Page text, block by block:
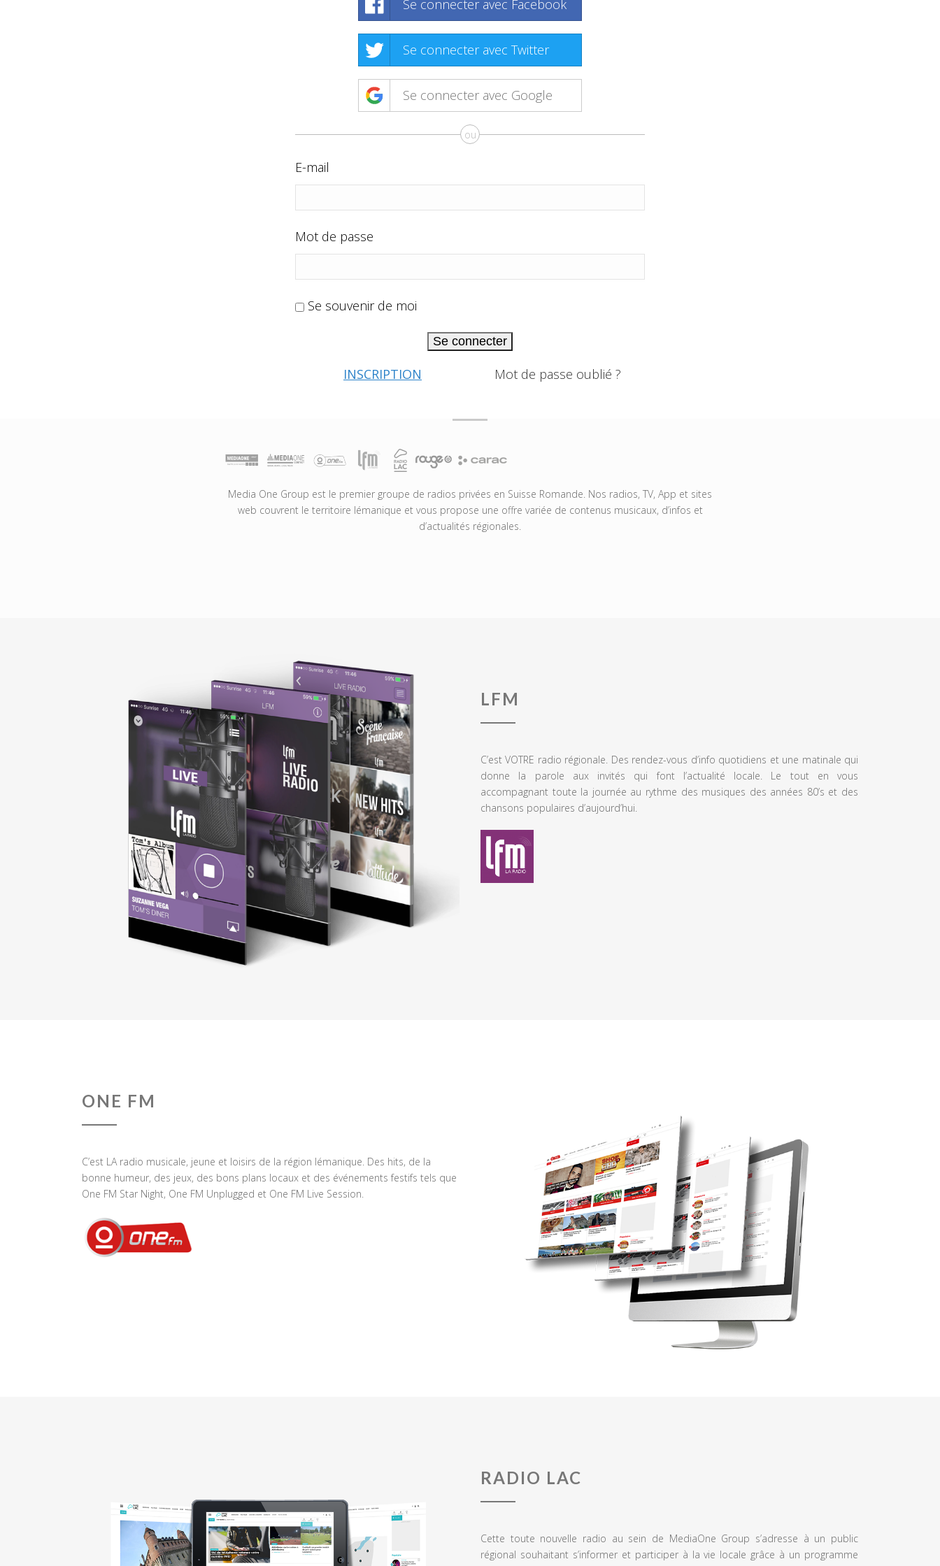
Se connecter avec Facebook
Se connecter avec Twitter
Se connecter avec Google
ou
E-mail
Mot de passe
Se souvenir de moi
Se connecter
INSCRIPTION Mot de passe oublié ?
Media One Group est le premier groupe de radios privées en Suisse Romande. Nos radios, TV, App et sites
web couvrent le territoire lémanique et vous propose une offre variée de contenus musicaux, d’infos et
d’actualités régionales.
LFM
C’est VOTRE radio régionale. Des rendez-vous d’info quotidiens et une matinale qui
donne la parole aux invités qui font l’actualité locale. Le tout en vous
accompagnant toute la journée au rythme des musiques des années 80’s et des
chansons populaires d’aujourd’hui.
ONE FM
C’est LA radio musicale, jeune et loisirs de la région lémanique. Des hits, de la
bonne humeur, des jeux, des bons plans locaux et des événements festifs tels que
One FM Star Night, One FM Unplugged et One FM Live Session.
RADIO LAC
Cette toute nouvelle radio au sein de MediaOne Group s’adresse à un public
régional souhaitant s’informer et participer à la vie locale grâce à un programme